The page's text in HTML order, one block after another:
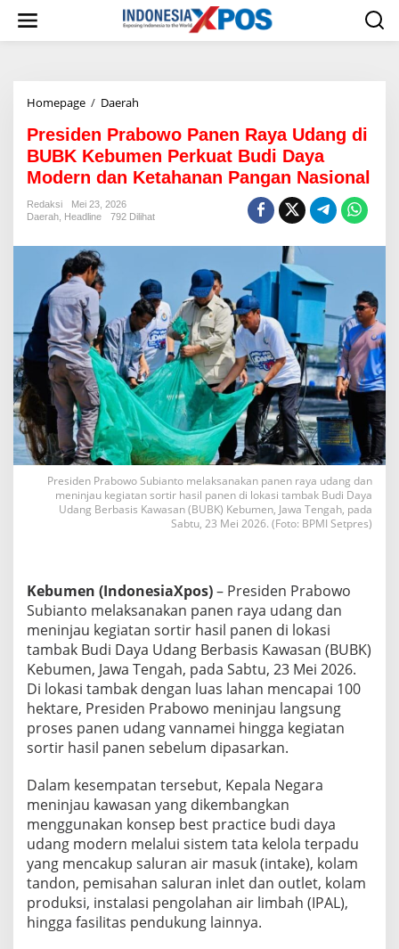
w
Homepage / Daerah
e
s
i
d
n
r
b
o
w
o
P
a
n
e
n
R
a
y
U
d
B
U
B
K
K
e
b
u
m
e
e
r
k
u
t
B
u
d
Presiden Prabowo Panen Raya Udang di
BUBK Kebumen Perkuat Budi Daya
Modern dan Ketahanan Pangan Nasional
Redaksi
Mei 23, 2026
Daerah Headline 792 Dilihat
Presiden Prabowo Subianto melaksanakan panen raya udang dan
meninjau kegiatan sortir hasil panen di lokasi tambak Budi Daya
Udang Berbasis Kawasan (BUBK) Kebumen, Jawa Tengah, pada
Sabtu, 23 Mei 2026. (Foto: BPMI Setpres)
Kebumen (IndonesiaXpos)– Presiden Prabowo
Subianto melaksanakan panen raya udang dan
meninjau kegiatan sortir hasil panen di lokasi
tambak Budi Daya Udang Berbasis Kawasan (BUBK)
Kebumen, Jawa Tengah, pada Sabtu, 23 Mei 2026.
Di lokasi tambak dengan luas lahan mencapai 100
hektare, Presiden Prabowo meninjau langsung
proses panen udang vannamei hingga kegiatan
sortir hasil panen sebelum dipasarkan.
Dalam kesempatan tersebut, Kepala Negara
meninjau kawasan yang dikembangkan
menggunakan konsep best practice budi daya
udang modern melalui sistem tata kelola terpadu
yang mencakup saluran air masuk (intake), kolam
tandon, pemisahan saluran inlet dan outlet, kolam
produksi, instalasi pengolahan air limbah (IPAL),
hingga fasilitas pendukung lainnya.